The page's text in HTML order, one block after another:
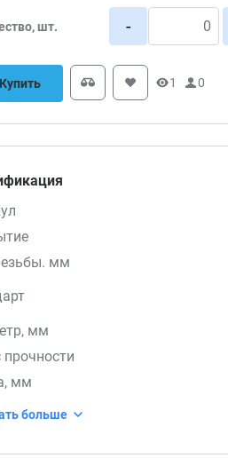
шт. -
Купить 1 0
мм
мм
прочности
мм
больше